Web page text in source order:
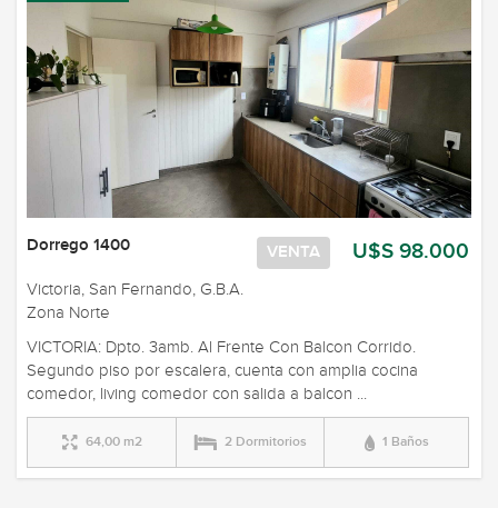
U$S 98.000
VENTA
Dorrego 1400
Victoria, San Fernando, G.B.A.
Zona Norte
VICTORIA: Dpto. 3amb. Al Frente Con Balcon Corrido.
Segundo piso por escalera, cuenta con amplia cocina
comedor, living comedor con salida a balcon ...
64,00 m2 2 Dormitorios 1 Baños